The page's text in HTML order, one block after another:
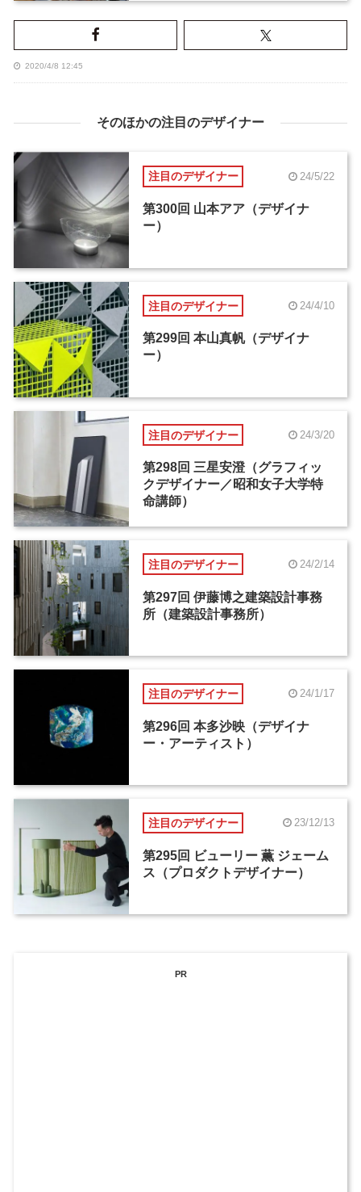
2020/4/8 12:45
そのほかの注目のデザイナー
注目のデザイナー 24/5/22
第300回 山本アア（デザイナ
ー）
注目のデザイナー 24/4/10
第299回 本山真帆（デザイナ
ー）
注目のデザイナー 24/3/20
第298回 三星安澄（グラフィッ
クデザイナー／昭和女子大学特
命講師）
注目のデザイナー 24/2/14
第297回 伊藤博之建築設計事務
所（建築設計事務所）
注目のデザイナー 24/1/17
第296回 本多沙映（デザイナ
ー・アーティスト）
注目のデザイナー 23/12/13
第295回 ビューリー 薫 ジェーム
ス（プロダクトデザイナー）
PR